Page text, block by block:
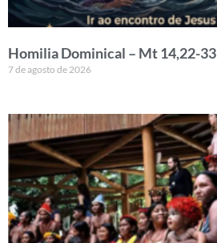
Homilia Dominical – Mt 14,22-33
7 de agosto de 2026